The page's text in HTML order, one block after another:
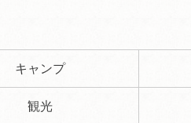
キャンプ
観光